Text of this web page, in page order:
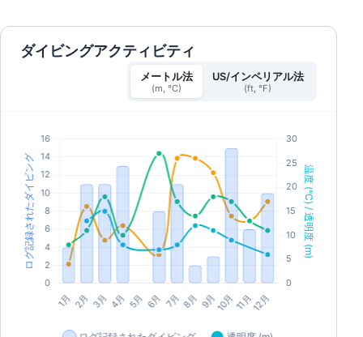
ダイビングアクティビティ
メートル法
(m, °C)
US/インペリアル法
(ft, °F)